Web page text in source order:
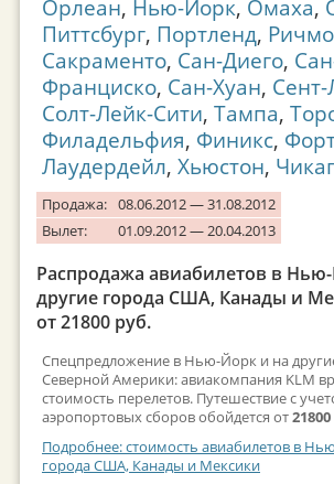
Орлеан, Нью-Йорк, Омаха,
Питтсбург, Портленд,
Сакраменто, Сан-Диего,
Франциско, Сан-Хуан,
Солт-Лейк-Сити, Тампа,
Филадельфия, Финикс,
Лаудердейл, Хьюстон,
Продажа: 08.06.2012 — 31.08.2012
Вылет:
01.09.2012 — 20.04.2013
Распродажа авиабилетов в
другие города США, Канады и
от 21800 руб.
Спецпредложение в Нью-Йорк и на
Северной Америки: авиакомпания KLM
стоимость перелетов. Путешествие с
аэропортовых сборов обойдется от
Подробнее: стоимость авиабилетов в
города США, Канады и Мексики